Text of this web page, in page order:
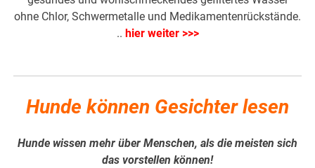
ohne Chlor, Schwermetalle und Medikamentenrückstände.
.. hier weiter >>>
Hunde können Gesichter lesen
Hunde wissen mehr über Menschen, als die meisten sich
das vorstellen können!